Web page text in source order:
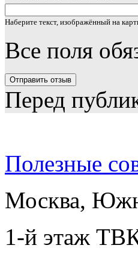
Наберите текст, изображённый на
Все поля
Перед
Полезные
Москва,
1-й этаж